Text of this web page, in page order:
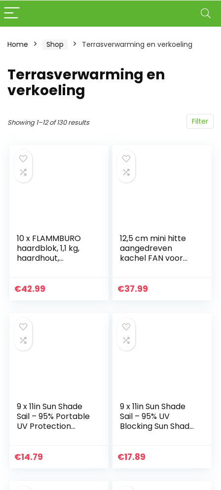
Home Shop Terrasverwarming en verkoeling
Terrasverwarming en
verkoeling
Filter
Showing 1–12 of 130 results
10 x FLAMMBURO
haardblok, 1,1 kg,
haardhout,
oven, haardblok,
€42.99
12,5 cm mini hitte
aangedreven
kachel FAN voor
brander/open
€37.99
9 x 11in Sun Shade
Sail – 95% Portable
UV Protection
Canopy Shades for
€14.79
9 x 11in Sun Shade
Sail – 95% UV
Blocking Sun Shade
Covers for Outdoor
€17.89